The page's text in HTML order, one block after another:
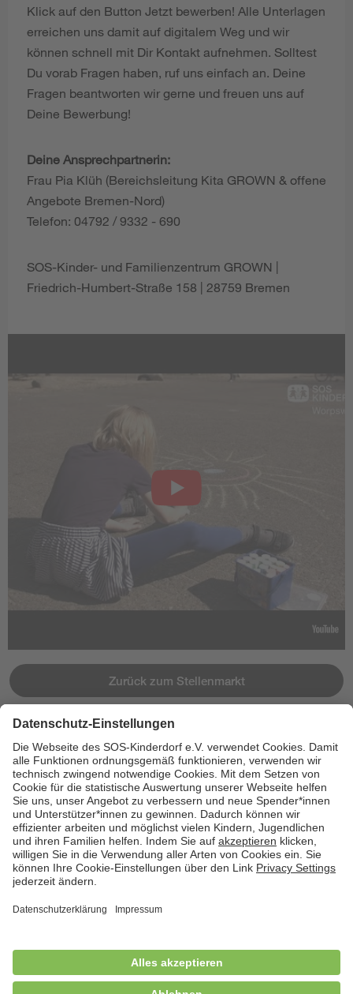
Klick auf den Button Jetzt bewerben! Alle Unterlagen
erreichen uns damit auf digitalem Weg und wir
können schnell mit Dir Kontakt aufnehmen. Solltest
Du vorab Fragen haben, ruf uns einfach an. Deine
Fragen beantworten wir gerne und freuen uns auf
Deine Bewerbung!
Deine Ansprechpartnerin:
Frau Pia Klüh (Bereichsleitung Kita GROWN & offene
Angebote Bremen-Nord)
Telefon: 04792 / 9332 - 690
SOS-Kinder- und Familienzentrum GROWN |
Friedrich-Humbert-Straße 158 | 28759 Bremen
Zurück zum Stellenmarkt
Jetzt bewerben
Kontakt